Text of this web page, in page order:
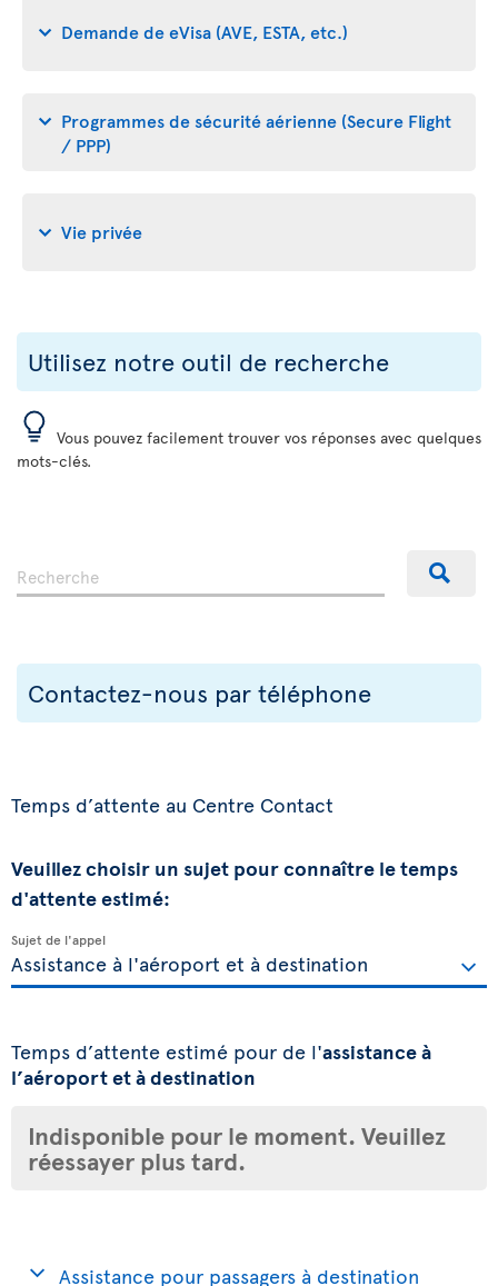
Demande de eVisa (AVE, ESTA, etc.)
Programmes de sécurité aérienne (Secure Flight
/ PPP)
Vie privée
Utilisez notre outil de recherche
Vous pouvez facilement trouver vos réponses avec quelques
mots-clés.
Contactez-nous par téléphone
Temps d’attente au Centre Contact
Veuillez choisir un sujet pour connaître le temps
d'attente estimé:
Sujet de l'appel
Temps d’attente estimé pour de l'assistance à
l’aéroport et à destination
Indisponible pour le moment. Veuillez
réessayer plus tard.
Assistance pour passagers à destination